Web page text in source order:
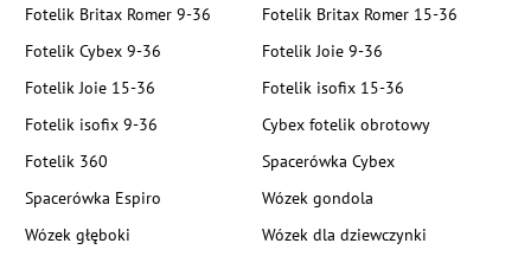
Fotelik Britax Romer 9-36
Fotelik Britax Romer 15-36
Fotelik Cybex 9-36
Fotelik Joie 9-36
Fotelik Joie 15-36
Fotelik isofix 15-36
Fotelik isofix 9-36
Cybex fotelik obrotowy
Fotelik 360
Spacerówka Cybex
Spacerówka Espiro
Wózek gondola
Wózek głęboki
Wózek dla dziewczynki